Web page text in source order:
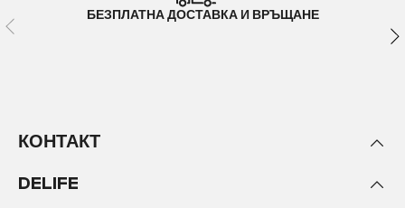
БЕЗПЛАТНА ДОСТАВКА И ВРЪЩАНЕ
КОНТАКТ
DELIFE